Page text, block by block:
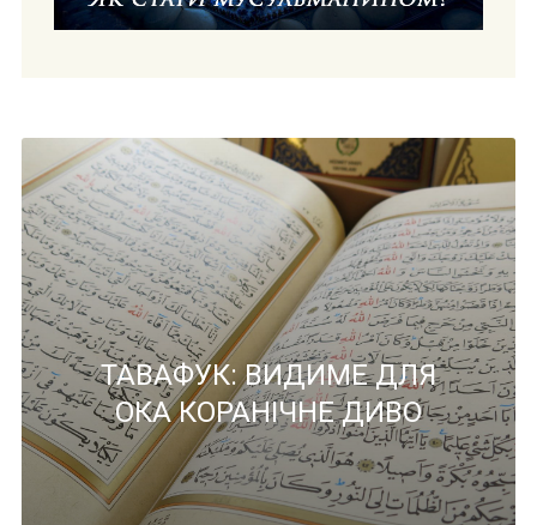
ТАВАФУК: ВИДИМЕ ДЛЯ
ОКА КОРАНІЧНЕ ДИВО